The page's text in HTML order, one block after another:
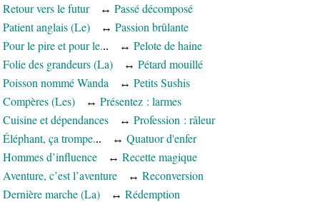
Retour vers le futur
↔ Passé décomposé
Patient anglais (Le)
↔ Passion brûlante
Pour le pire et pour le... ↔ Pelote de haine
Folie des grandeurs (La)
↔ Pétard mouillé
Poisson nommé Wanda
↔ Petits Sushis
Compères (Les)
↔ Présentez : larmes
Cuisine et dépendances
↔ Profession : râleur
Éléphant, ça trompe... ↔ Quatuor d'enfer
Hommes d’influence
↔ Recette magique
Aventure, c’est l’aventure
↔ Reconversion
Dernière marche (La)
↔ Rédemption